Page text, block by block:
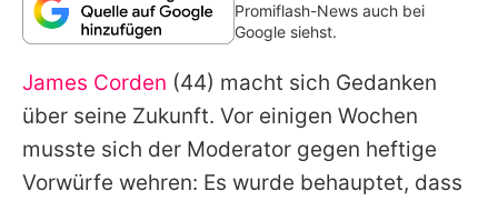
Redaktionelle Richtlinien
Impressum
Datenschutzerklärung
Nutzungsbedingungen
Promiflash-News auch bei
Google siehst.
James Corden (44) macht sich Gedanken
über seine Zukunft. Vor einigen Wochen
musste sich der Moderator gegen heftige
Vorwürfe wehren: Es wurde behauptet, dass